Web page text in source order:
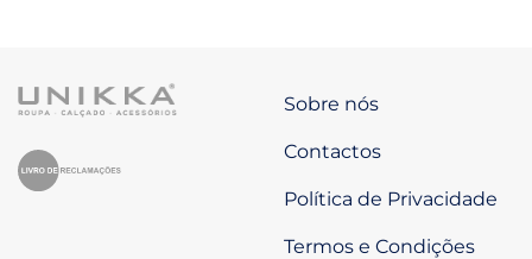
Sobre nós
Contactos
Política de Privacidade
Termos e Condições